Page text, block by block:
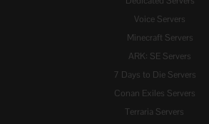
Voice Servers
Minecraft Servers
ARK: SE Servers
7 Days to Die Servers
Conan Exiles Servers
Terraria Servers